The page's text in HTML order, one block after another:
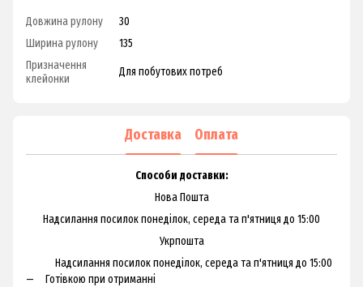
Довжина рулону
30
Ширина рулону
135
Призначення
клейонки
Для побутових потреб
Доставка Оплата
Способи доставки:
Нова Пошта
Надсилання посилок понеділок, середа та п'ятниця до 15:00
Укрпошта
Надсилання посилок понеділок, середа та п'ятниця до 15:00
Готівкою при отриманні